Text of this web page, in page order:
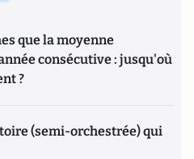
que la moyenne
consécutive : jusqu'où
?
(semi-orchestrée) qui